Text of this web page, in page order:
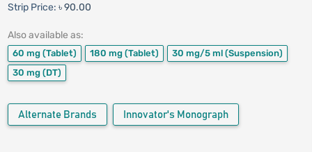
Strip Price: ৳ 90.00
Also available as:
60 mg (Tablet) 180 mg (Tablet) 30 mg/5 ml (Suspension)
30 mg (DT)
Alternate Brands Innovator's Monograph